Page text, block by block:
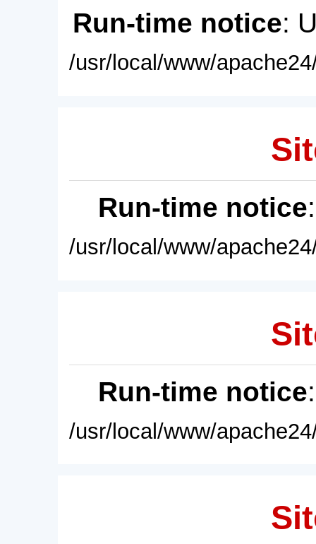
Run-time notice:
/usr/local/www/
Run-time notice
/usr/local/www/
Run-time notice
/usr/local/www/